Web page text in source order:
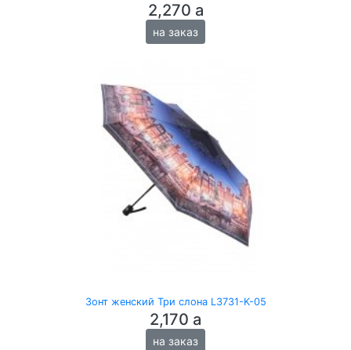
2,270 a
на заказ
Зонт женский Три слона L3731-K-05
2,170 a
на заказ